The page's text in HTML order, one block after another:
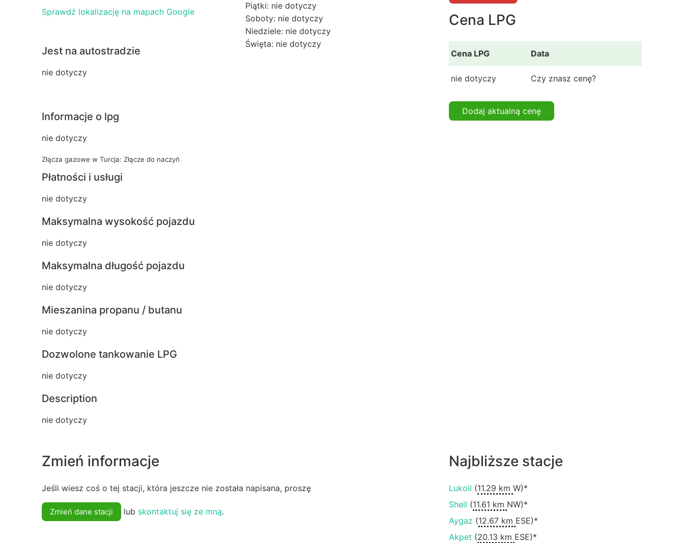
Sprawdź lokalizację na mapach Google
Jest na autostradzie
nie dotyczy
Piątki: nie dotyczy
Soboty: nie dotyczy
Niedziele: nie dotyczy
Święta: nie dotyczy
Informacje o lpg
nie dotyczy
Złącza gazowe w Turcja: Złącze do naczyń
Płatności i usługi
nie dotyczy
Maksymalna wysokość pojazdu
nie dotyczy
Maksymalna długość pojazdu
nie dotyczy
Mieszanina propanu / butanu
nie dotyczy
Dozwolone tankowanie LPG
nie dotyczy
Description
nie dotyczy
Cena LPG
Cena LPG Data
nie dotyczy Czy znasz cenę?
Dodaj aktualną cenę
Zmień informacje
Jeśli wiesz coś o tej stacji, która jeszcze nie została napisana, proszę
Zmień dane stacji lub skontaktuj się ze mną.
Najbliższe stacje
Lukoil (11.29 km W)*
Shell (11.61 km NW)*
Aygaz (12.67 km ESE)*
Akpet (20.13 km ESE)*